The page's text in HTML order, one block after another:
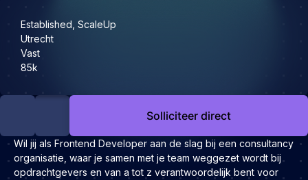
Sales
Engineering & leadership
Executive search
Established, ScaleUp
Utrecht
Vast
85k
Solliciteer direct
Wil jij als Frontend Developer aan de slag bij een consultancy
organisatie, waar je samen met je team weggezet wordt bij
opdrachtgevers en van a tot z verantwoordelijk bent voor